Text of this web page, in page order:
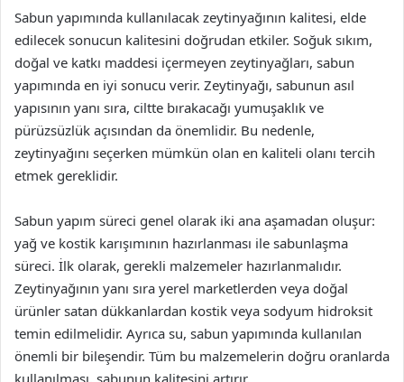
Sabun yapımında kullanılacak zeytinyağının kalitesi, elde
edilecek sonucun kalitesini doğrudan etkiler. Soğuk sıkım,
doğal ve katkı maddesi içermeyen zeytinyağları, sabun
yapımında en iyi sonucu verir. Zeytinyağı, sabunun asıl
yapısının yanı sıra, ciltte bırakacağı yumuşaklık ve
pürüzsüzlük açısından da önemlidir. Bu nedenle,
zeytinyağını seçerken mümkün olan en kaliteli olanı tercih
etmek gereklidir.
Sabun yapım süreci genel olarak iki ana aşamadan oluşur:
yağ ve kostik karışımının hazırlanması ile sabunlaşma
süreci. İlk olarak, gerekli malzemeler hazırlanmalıdır.
Zeytinyağının yanı sıra yerel marketlerden veya doğal
ürünler satan dükkanlardan kostik veya sodyum hidroksit
temin edilmelidir. Ayrıca su, sabun yapımında kullanılan
önemli bir bileşendir. Tüm bu malzemelerin doğru oranlarda
kullanılması, sabunun kalitesini artırır.